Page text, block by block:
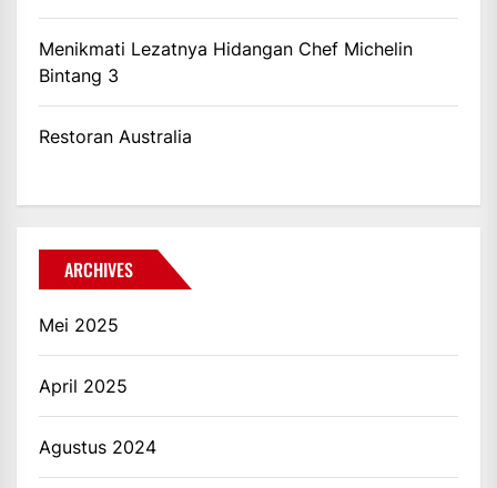
Menikmati Lezatnya Hidangan Chef Michelin
Bintang 3
Restoran Australia
ARCHIVES
Mei 2025
April 2025
Agustus 2024